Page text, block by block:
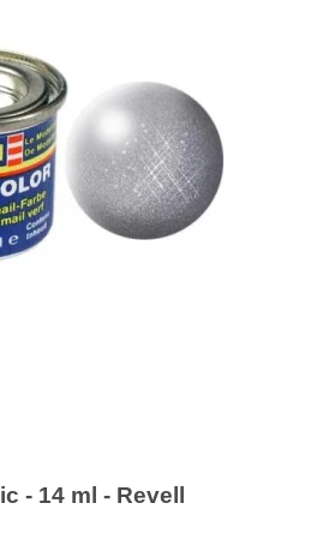
- 14 ml - Revell